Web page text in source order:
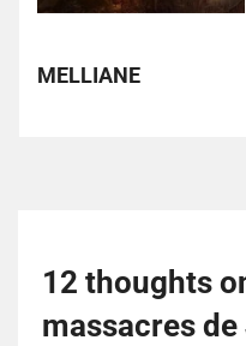
MELLIANE
12 thoughts
massacres